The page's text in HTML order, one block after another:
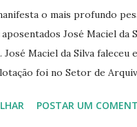
o mais profundo
José Maciel da
José Maciel da Silva faleceu
foi no Setor de
faleceu em 28 de
POSTAR UM